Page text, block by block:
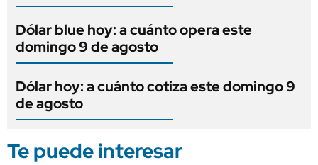
Dólar blue hoy: a cuánto opera este
domingo 9 de agosto
Dólar hoy: a cuánto cotiza este domingo 9
de agosto
Te puede interesar